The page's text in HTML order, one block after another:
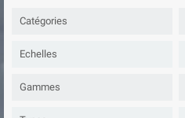
Catégories
Echelles
Gammes